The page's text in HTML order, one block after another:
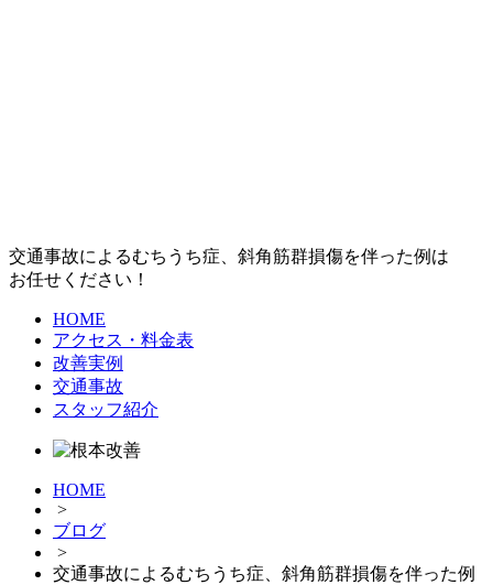
交通事故によるむちうち症、斜角筋群損傷を伴った例は
お任せください！
HOME
アクセス・料金表
改善実例
交通事故
スタッフ紹介
HOME
>
ブログ
>
交通事故によるむちうち症、斜角筋群損傷を伴った例